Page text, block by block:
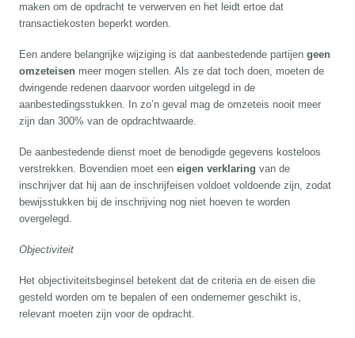
maken om de opdracht te verwerven en het leidt ertoe dat
transactiekosten beperkt worden.
Een andere belangrijke wijziging is dat aanbestedende partijengeen
omzeteisen meer mogen stellen. Als ze dat toch doen, moeten de
dwingende redenen daarvoor worden uitgelegd in de
aanbestedingsstukken. In zo’n geval mag de omzeteis nooit meer
zijn dan 300% van de opdrachtwaarde.
De aanbestedende dienst moet de benodigde gegevens kosteloos
verstrekken. Bovendien moet eeneigen verklaring van de
inschrijver dat hij aan de inschrijfeisen voldoet voldoende zijn, zodat
bewijsstukken bij de inschrijving nog niet hoeven te worden
overgelegd.
Objectiviteit
Het objectiviteitsbeginsel betekent dat de criteria en de eisen die
gesteld worden om te bepalen of een ondernemer geschikt is,
relevant moeten zijn voor de opdracht.